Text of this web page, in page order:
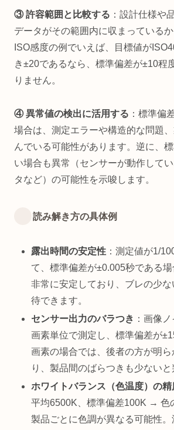
③ 許容範囲と比較する ：設計仕様や
データがその範囲内に収まっているか
ISO感度の例でいえば、目標値が
き±20であるなら、標準偏差が±10程
りません。
④ 異常値の検出に活用する ：標準偏
場合は、測定エラーや構造的な問題
んでいる可能性があります。逆に、
い場合も異常（センサーが動作して
タなど）の可能性を示唆します。
読み解き方の具体例
露出時間の安定性 ：測定値が1/
て、標準偏差が±0.005秒である
非常に安定しており、ブレの少な
待できます。
センサー出力のバラつき ：画像
画素単位で測定し、標準偏差が
画素の場合では、後者の方が明
り、製品間のばらつきも少ないと
ホワイトバランス（色温度）の精
平均6500K、標準偏差100K → 色
製品ごとに色調が異なる可能性